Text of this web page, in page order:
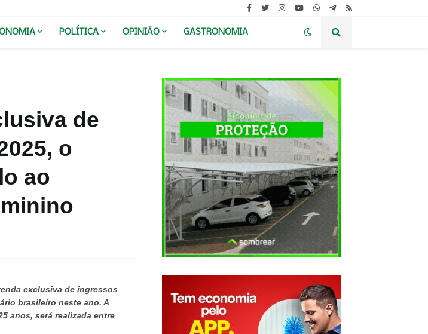
POLÍTICA OPINIÃO GASTRONOMIA
de
o
ao
exclusiva de ingressos
brasileiro neste ano. A
anos, será realizada entre